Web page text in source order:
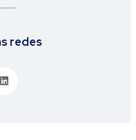
redes